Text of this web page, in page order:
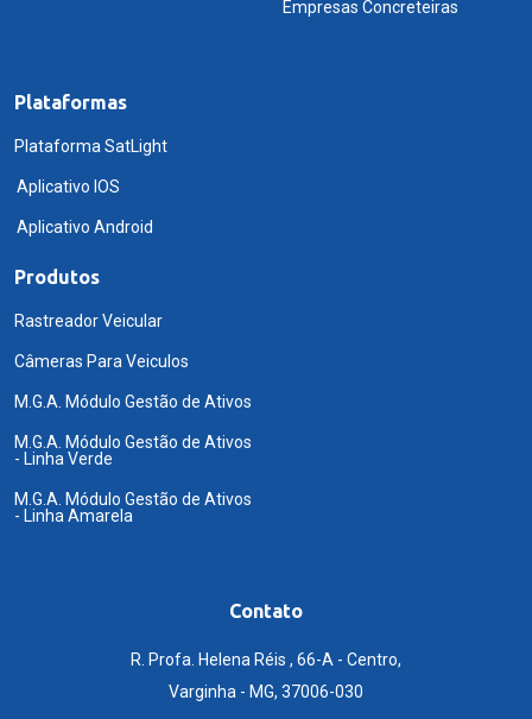
Empresas Concreteiras
Plataformas
Plataforma SatLight
Aplicativo IOS
Aplicativo Android
Produtos
Rastreador Veicular
Câmeras Para Veiculos
M.G.A. Módulo Gestão de Ativos
M.G.A. Módulo Gestão de Ativos
- Linha Verde
M.G.A. Módulo Gestão de Ativos
- Linha Amarela
Contato
R. Profa. Helena Réis , 66-A - Centro,
Varginha - MG, 37006-030